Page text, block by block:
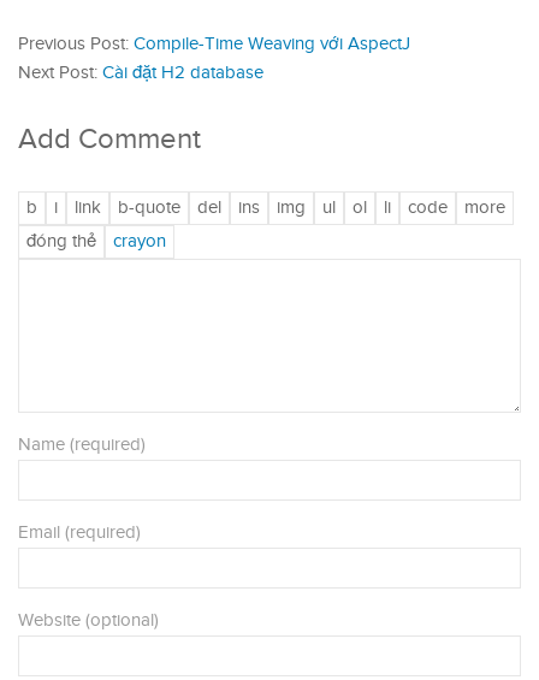
Previous Post: Compile-Time Weaving với AspectJ
Next Post: Cài đặt H2 database
Add Comment
Name (required)
Email (required)
Website (optional)